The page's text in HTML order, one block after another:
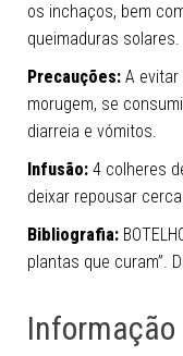
os inchaços, bem
queimaduras solares.
Precauções: A
morugem, se
diarreia e vómitos.
Infusão: 4 colheres
deixar repousar
Bibliografia:
plantas que curam”.